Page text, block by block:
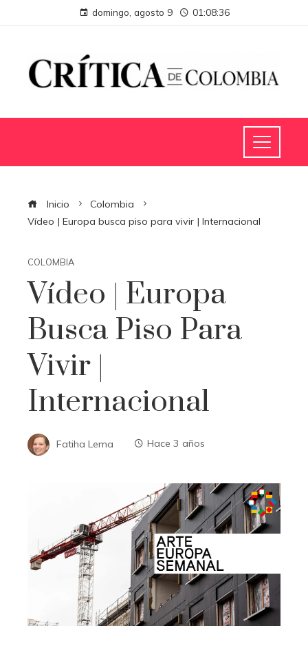
domingo, agosto 9 01:08:36
Inicio
Colombia
Vídeo | Europa busca piso para vivir | Internacional
COLOMBIA
Vídeo | Europa
Busca Piso Para
Vivir |
Internacional
Fatiha Lema Hace 3 años